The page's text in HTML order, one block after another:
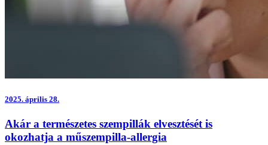
2025. április 28.
Akár a természetes szempillák elvesztését is
okozhatja a műszempilla-allergia